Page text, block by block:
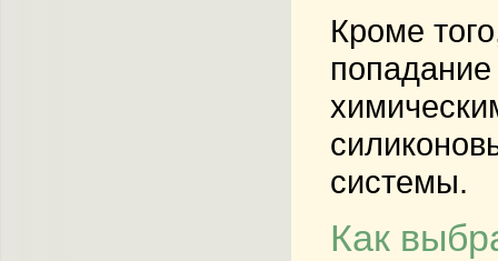
Кроме
системы.
Как